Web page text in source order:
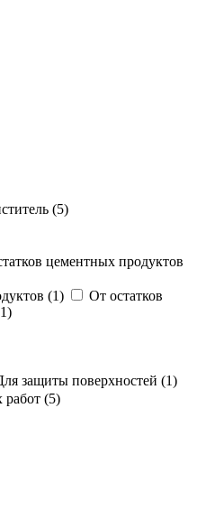
(5)
цементных продуктов
(1)
От остатков
1)
защиты поверхностей (1)
работ (5)